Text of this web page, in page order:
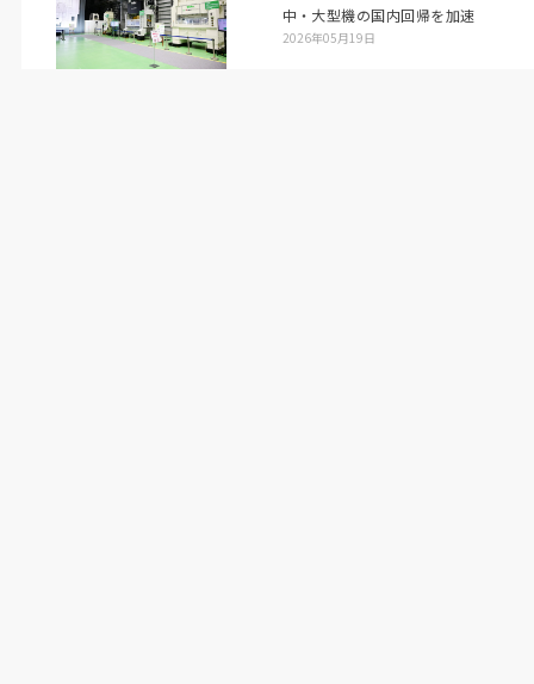
中・大型機の国内回帰を加速
2026年05月19日